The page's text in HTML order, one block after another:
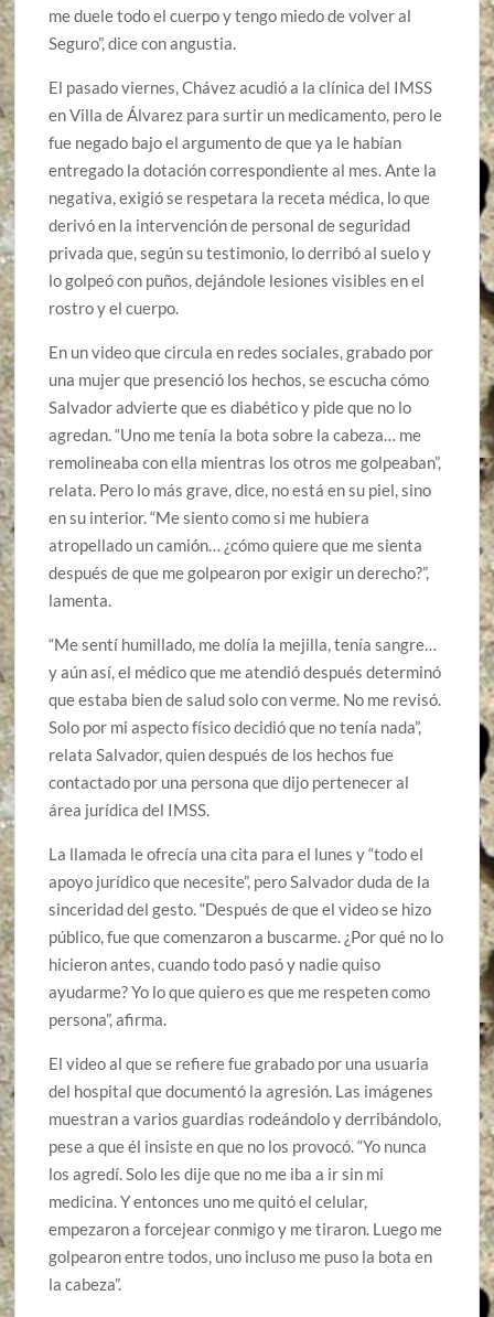
me duele todo el cuerpo y tengo miedo de volver al
Seguro”, dice con angustia.
El pasado viernes, Chávez acudió a la clínica del IMSS
en Villa de Álvarez para surtir un medicamento, pero le
fue negado bajo el argumento de que ya le habían
entregado la dotación correspondiente al mes. Ante la
negativa, exigió se respetara la receta médica, lo que
derivó en la intervención de personal de seguridad
privada que, según su testimonio, lo derribó al suelo y
lo golpeó con puños, dejándole lesiones visibles en el
rostro y el cuerpo.
En un video que circula en redes sociales, grabado por
una mujer que presenció los hechos, se escucha cómo
Salvador advierte que es diabético y pide que no lo
agredan. “Uno me tenía la bota sobre la cabeza… me
remolineaba con ella mientras los otros me golpeaban”,
relata. Pero lo más grave, dice, no está en su piel, sino
en su interior. “Me siento como si me hubiera
atropellado un camión… ¿cómo quiere que me sienta
después de que me golpearon por exigir un derecho?”,
lamenta.
“Me sentí humillado, me dolía la mejilla, tenía sangre…
y aún así, el médico que me atendió después determinó
que estaba bien de salud solo con verme. No me revisó.
Solo por mi aspecto físico decidió que no tenía nada”,
relata Salvador, quien después de los hechos fue
contactado por una persona que dijo pertenecer al
área jurídica del IMSS.
La llamada le ofrecía una cita para el lunes y “todo el
apoyo jurídico que necesite”, pero Salvador duda de la
sinceridad del gesto. “Después de que el video se hizo
público, fue que comenzaron a buscarme. ¿Por qué no lo
hicieron antes, cuando todo pasó y nadie quiso
ayudarme? Yo lo que quiero es que me respeten como
persona”, afirma.
El video al que se refiere fue grabado por una usuaria
del hospital que documentó la agresión. Las imágenes
muestran a varios guardias rodeándolo y derribándolo,
pese a que él insiste en que no los provocó. “Yo nunca
los agredí. Solo les dije que no me iba a ir sin mi
medicina. Y entonces uno me quitó el celular,
empezaron a forcejear conmigo y me tiraron. Luego me
golpearon entre todos, uno incluso me puso la bota en
la cabeza”.